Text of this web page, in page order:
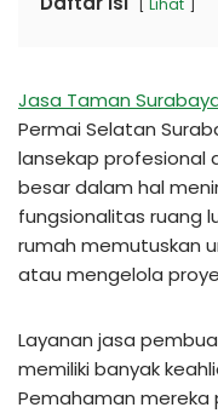
Lihat
Jasa Taman
Permai Selatan
lansekap
besar dalam hal
fungsionalitas ruang
rumah memutuskan
atau mengelola
Layanan jasa
memiliki banyak
Pemahaman mereka